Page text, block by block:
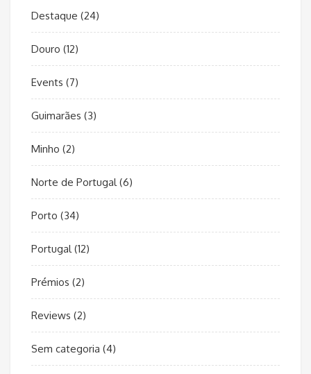
Destaque (24)
Douro (12)
Events (7)
Guimarães (3)
Minho (2)
Norte de Portugal (6)
Porto (34)
Portugal (12)
Prémios (2)
Reviews (2)
Sem categoria (4)